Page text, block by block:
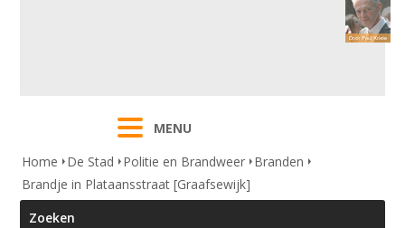
MENU
Home
De Stad Politie en Brandweer Branden
Brandje in Plataansstraat [Graafsewijk]
Zoeken